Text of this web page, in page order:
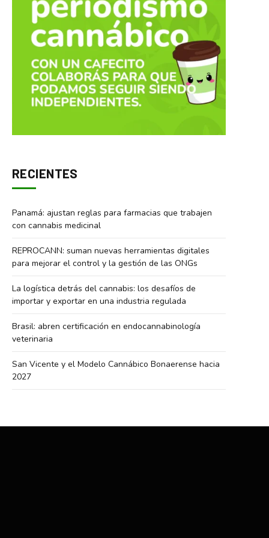
RECIENTES
Panamá: ajustan reglas para farmacias que trabajen
con cannabis medicinal
REPROCANN: suman nuevas herramientas digitales
para mejorar el control y la gestión de las ONGs
La logística detrás del cannabis: los desafíos de
importar y exportar en una industria regulada
Brasil: abren certificación en endocannabinología
veterinaria
San Vicente y el Modelo Cannábico Bonaerense hacia
2027